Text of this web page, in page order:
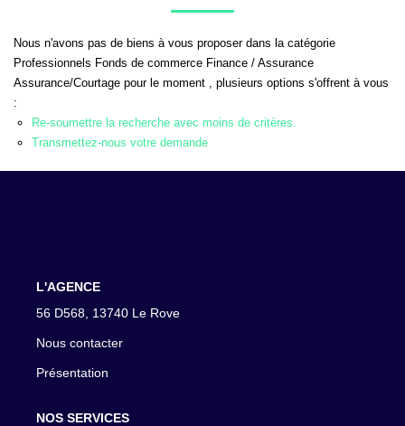
NOS BIENS VENDUS
NOS AGENCES
CONTACT
Nous n'avons pas de biens à vous proposer dans la catégorie
Professionnels Fonds de commerce Finance / Assurance
Assurance/Courtage pour le moment , plusieurs options s'offrent à vous
:
Re-soumettre la recherche avec moins de critères.
Transmettez-nous votre demande
L'AGENCE
56 D568, 13740 Le Rove
Nous contacter
Présentation
NOS SERVICES